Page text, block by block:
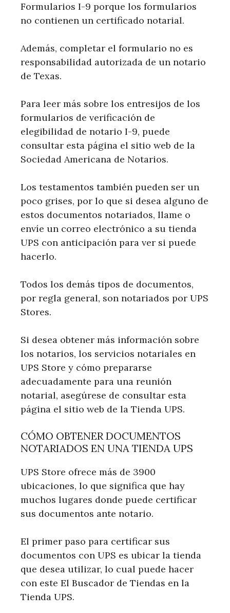
Formularios I-9 porque los formularios
no contienen un certificado notarial.
Además, completar el formulario no es
responsabilidad autorizada de un notario
de Texas.
Para leer más sobre los entresijos de los
formularios de verificación de
elegibilidad de notario I-9, puede
consultar esta página el sitio web de la
Sociedad Americana de Notarios.
Los testamentos también pueden ser un
poco grises, por lo que si desea alguno de
estos documentos notariados, llame o
envíe un correo electrónico a su tienda
UPS con anticipación para ver si puede
hacerlo.
Todos los demás tipos de documentos,
por regla general, son notariados por UPS
Stores.
Si desea obtener más información sobre
los notarios, los servicios notariales en
UPS Store y cómo prepararse
adecuadamente para una reunión
notarial, asegúrese de consultar esta
página el sitio web de la Tienda UPS.
CÓMO OBTENER DOCUMENTOS
NOTARIADOS EN UNA TIENDA UPS
UPS Store ofrece más de 3900
ubicaciones, lo que significa que hay
muchos lugares donde puede certificar
sus documentos ante notario.
El primer paso para certificar sus
documentos con UPS es ubicar la tienda
que desea utilizar, lo cual puede hacer
con este El Buscador de Tiendas en la
Tienda UPS.